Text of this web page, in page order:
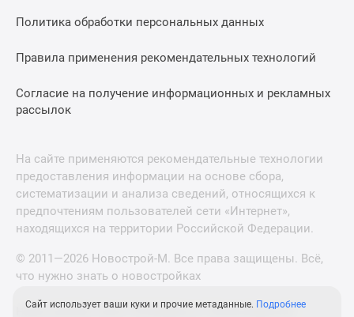
Политика обработки персональных данных
Правила применения рекомендательных технологий
Согласие на получение информационных и рекламных
рассылок
На сайте применяются рекомендательные технологии
предоставления информации на основе сбора,
систематизации и анализа сведений, относящихся к
предпочтениям пользователей сети «Интернет»,
находящихся на территории Российской Федерации.
© 2011—2026 Новострой-М. Все права защищены. Всё,
что нужно знать о новостройках
Новостройки Санкт-Петербурга и Ленинградской
Сайт использует ваши куки и прочие метаданные. Подробнее